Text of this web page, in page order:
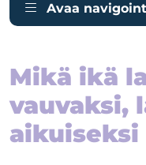
Avaa
Mikä ikä
vauvaksi,
aikuiseksi